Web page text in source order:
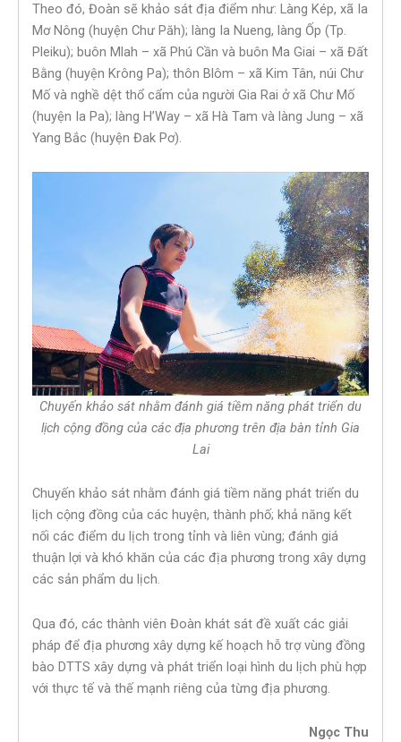
Theo đó, Đoàn sẽ khảo sát địa điểm như: Làng Kép, xã Ia
Mơ Nông (huyện Chư Păh); làng Ia Nueng, làng Ốp (Tp.
Pleiku); buôn Mlah – xã Phú Cần và buôn Ma Giai – xã Đất
Bằng (huyện Krông Pa); thôn Blôm – xã Kim Tân, núi Chư
Mố và nghề dệt thổ cẩm của người Gia Rai ở xã Chư Mố
(huyện Ia Pa); làng H’Way – xã Hà Tam và làng Jung – xã
Yang Bắc (huyện Đak Pơ).
Chuyến khảo sát nhằm đánh giá tiềm năng phát triển du
lịch cộng đồng của các địa phương trên địa bàn tỉnh Gia
Lai
Chuyến khảo sát nhằm đánh giá tiềm năng phát triển du
lịch cộng đồng của các huyện, thành phố; khả năng kết
nối các điểm du lịch trong tỉnh và liên vùng; đánh giá
thuận lợi và khó khăn của các địa phương trong xây dựng
các sản phẩm du lịch.
Qua đó, các thành viên Đoàn khát sát đề xuất các giải
pháp để địa phương xây dựng kế hoạch hỗ trợ vùng đồng
bào DTTS xây dựng và phát triển loại hình du lịch phù hợp
với thực tế và thế mạnh riêng của từng địa phương.
Ngọc Thu